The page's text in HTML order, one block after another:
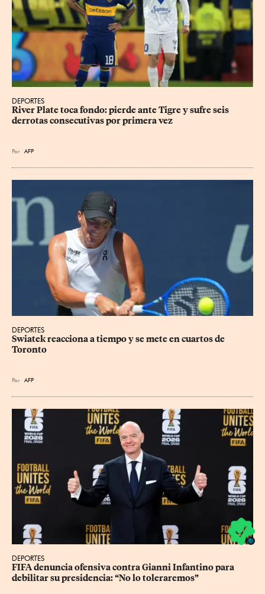
DEPORTES
River Plate toca fondo: pierde ante Tigre y sufre seis
derrotas consecutivas por primera vez
Por AFP
DEPORTES
Swiatek reacciona a tiempo y se mete en cuartos de
Toronto
Por AFP
DEPORTES
FIFA denuncia ofensiva contra Gianni Infantino para
debilitar su presidencia: “No lo toleraremos”